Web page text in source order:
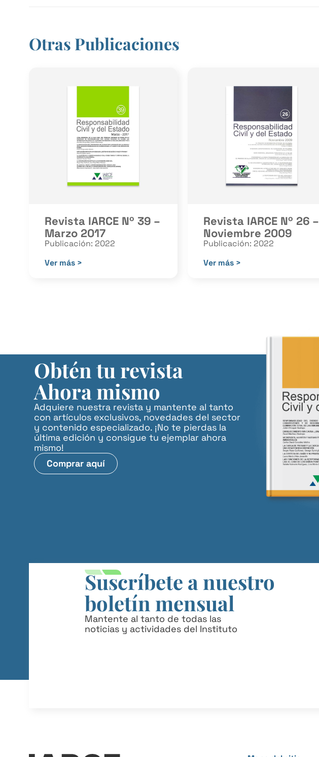
Otras Publicaciones
Revista IARCE Nº 39 –
Marzo 2017
Publicación: 2022
Ver más >
Revista IARCE Nº 26 –
Noviembre 2009
Publicación: 2022
Ver más >
Obtén tu revista
Ahora mismo
Adquiere nuestra revista y mantente al tanto
con artículos exclusivos, novedades del sector
y contenido especializado. ¡No te pierdas la
última edición y consigue tu ejemplar ahora
mismo!
Comprar aquí
Suscríbete a nuestro
boletín mensual
Mantente al tanto de todas las
noticias y actividades del Instituto